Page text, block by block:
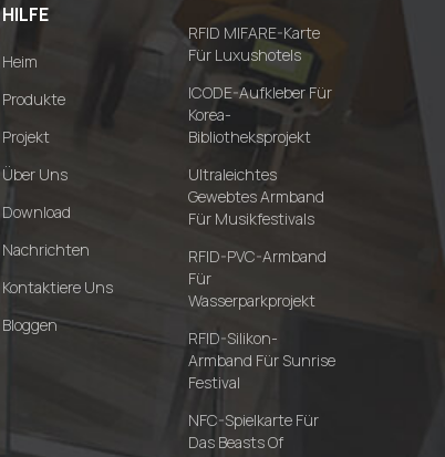
HILFE
Heim
Produkte
Projekt
Über Uns
Download
Nachrichten
Kontaktiere Uns
Bloggen
RFID MIFARE-Karte
Für Luxushotels
ICODE-Aufkleber Für
Korea-
Bibliotheksprojekt
Ultraleichtes
Gewebtes Armband
Für Musikfestivals
RFID-PVC-Armband
Für
Wasserparkprojekt
RFID-Silikon-
Armband Für Sunrise
Festival
NFC-Spielkarte Für
Das Beasts Of